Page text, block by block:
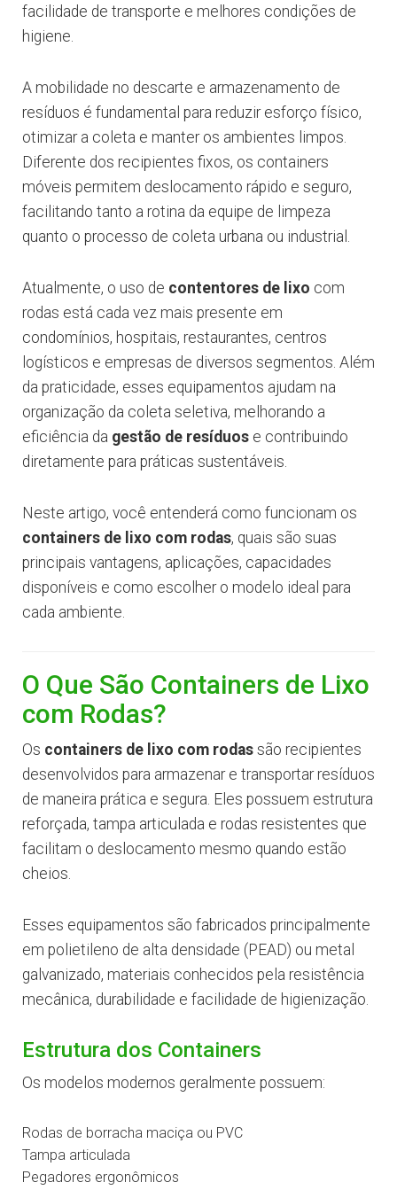
facilidade de transporte e melhores condições de
higiene.
A mobilidade no descarte e armazenamento de
resíduos é fundamental para reduzir esforço físico,
otimizar a coleta e manter os ambientes limpos.
Diferente dos recipientes fixos, os containers
móveis permitem deslocamento rápido e seguro,
facilitando tanto a rotina da equipe de limpeza
quanto o processo de coleta urbana ou industrial.
Atualmente, o uso de contentores de lixo com
rodas está cada vez mais presente em
condomínios, hospitais, restaurantes, centros
logísticos e empresas de diversos segmentos. Além
da praticidade, esses equipamentos ajudam na
organização da coleta seletiva, melhorando a
eficiência da gestão de resíduos e contribuindo
diretamente para práticas sustentáveis.
Neste artigo, você entenderá como funcionam os
containers de lixo com rodas, quais são suas
principais vantagens, aplicações, capacidades
disponíveis e como escolher o modelo ideal para
cada ambiente.
O Que São Containers de Lixo
com Rodas?
Os containers de lixo com rodas são recipientes
desenvolvidos para armazenar e transportar resíduos
de maneira prática e segura. Eles possuem estrutura
reforçada, tampa articulada e rodas resistentes que
facilitam o deslocamento mesmo quando estão
cheios.
Esses equipamentos são fabricados principalmente
em polietileno de alta densidade (PEAD) ou metal
galvanizado, materiais conhecidos pela resistência
mecânica, durabilidade e facilidade de higienização.
Estrutura dos Containers
Os modelos modernos geralmente possuem:
Rodas de borracha maciça ou PVC
Tampa articulada
Pegadores ergonômicos